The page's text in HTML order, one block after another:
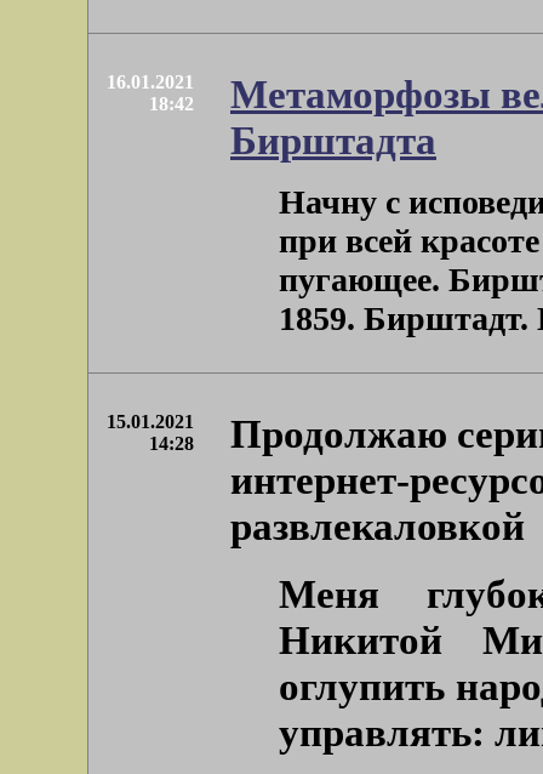
16.01.2021
18:42
Метаморфозы
Бирштадта
Начну с
при всей
пугающее.
1859. Бирштадт.
15.01.2021
14:28
Продолжаю
интернет-
развлекаловкой
Меня
Никитой
оглупить
управлять: